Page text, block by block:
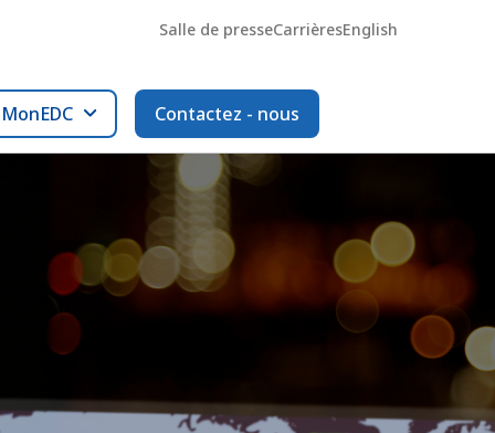
Salle de presseCarrièresEnglish
Contactez - nous